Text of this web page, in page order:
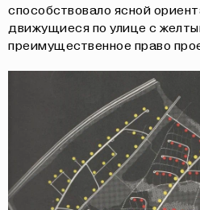
способствовало ясной
движущиеся по улице с
преимущественное право